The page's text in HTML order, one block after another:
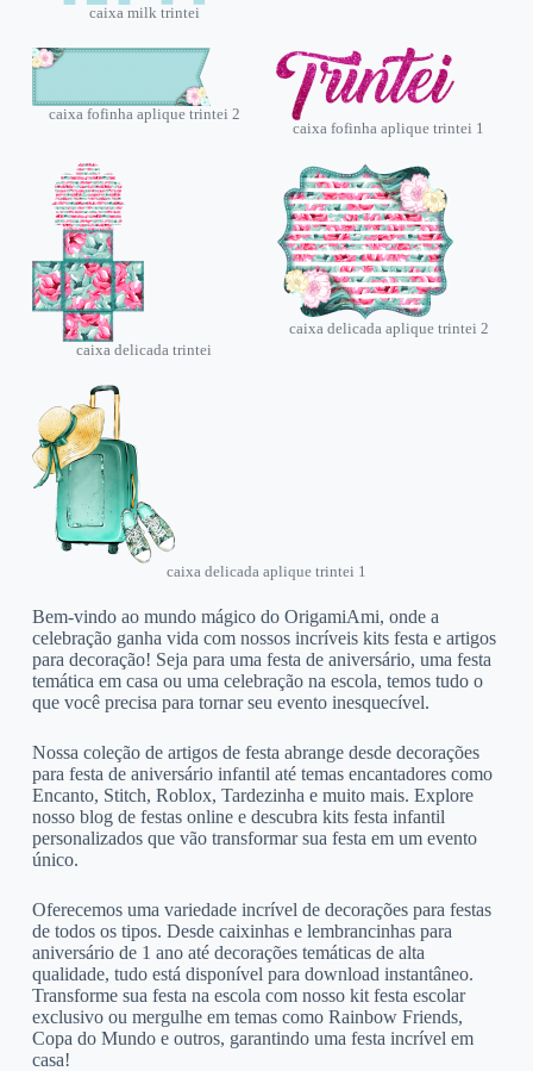
caixa milk trintei
caixa fofinha aplique trintei 2
caixa fofinha aplique trintei 1
caixa delicada trintei
caixa delicada aplique trintei 2
caixa delicada aplique trintei 1
Bem-vindo ao mundo mágico do OrigamiAmi, onde a
celebração ganha vida com nossos incríveis kits festa e artigos
para decoração! Seja para uma festa de aniversário, uma festa
temática em casa ou uma celebração na escola, temos tudo o
que você precisa para tornar seu evento inesquecível.
Nossa coleção de artigos de festa abrange desde decorações
para festa de aniversário infantil até temas encantadores como
Encanto, Stitch, Roblox, Tardezinha e muito mais. Explore
nosso blog de festas online e descubra kits festa infantil
personalizados que vão transformar sua festa em um evento
único.
Oferecemos uma variedade incrível de decorações para festas
de todos os tipos. Desde caixinhas e lembrancinhas para
aniversário de 1 ano até decorações temáticas de alta
qualidade, tudo está disponível para download instantâneo.
Transforme sua festa na escola com nosso kit festa escolar
exclusivo ou mergulhe em temas como Rainbow Friends,
Copa do Mundo e outros, garantindo uma festa incrível em
casa!